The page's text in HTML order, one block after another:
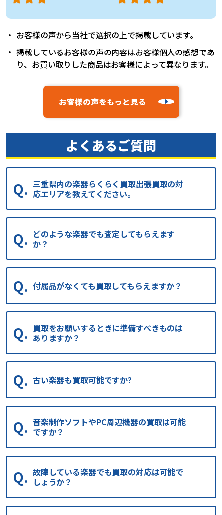
お客様の声から当社で選択の上で掲載しています。
掲載しているお客様の声の内容はお客様個人の感想であ
り、お買い取りした商品はお客様によって異なります。
お客様の声をもっと見る
よくあるご質問
三重県内の楽器らくらく買取出張買取の対
応エリアを教えてください。
どのような楽器でも査定してもらえます
か？
付属品がなくても買取してもらえますか？
買取をお願いするときに準備すべきものは
ありますか？
古い楽器も買取可能ですか?
音楽制作ソフトやPC周辺機器の買取は可能
ですか？
故障している楽器でも買取の対応は可能で
しょうか？